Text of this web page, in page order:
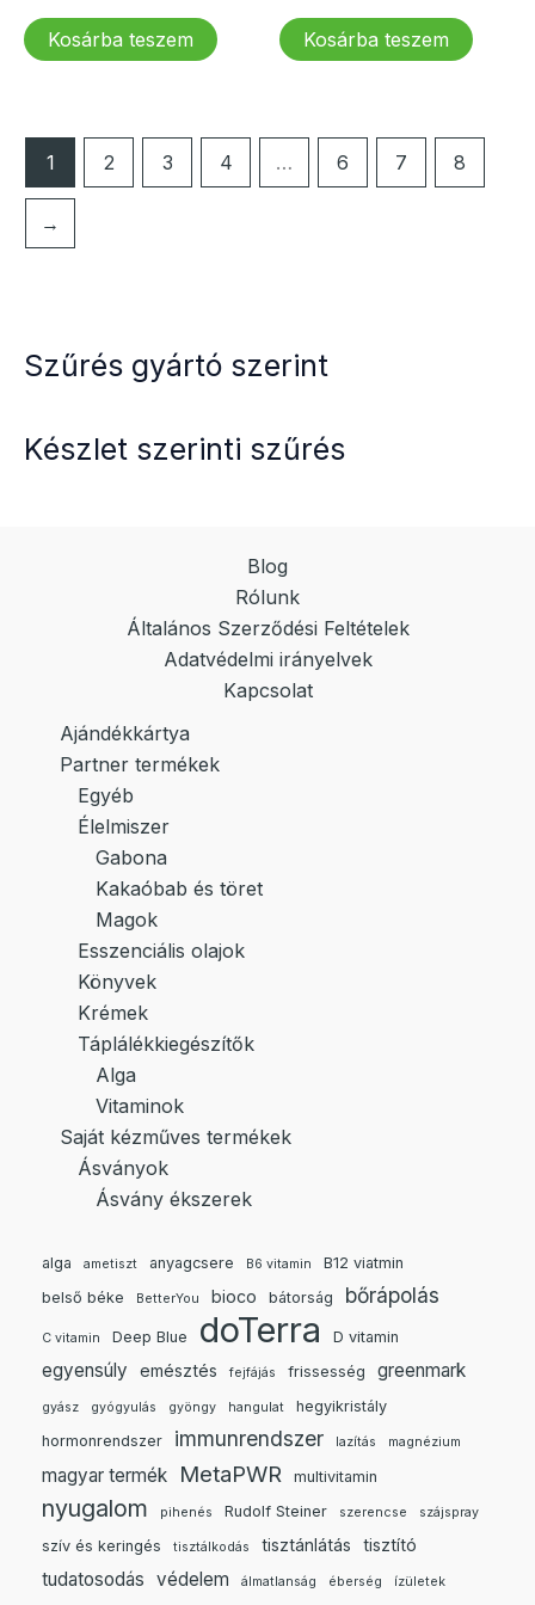
was:
9
8
Kosárba teszem
was:
26
21
Kosárba teszem
1 2 3 4 … 6 7 8
→
Szűrés gyártó szerint
Készlet szerinti szűrés
Blog
Rólunk
Általános Szerződési Feltételek
Adatvédelmi irányelvek
Kapcsolat
Ajándékkártya
Partner termékek
Egyéb
Élelmiszer
Gabona
Kakaóbab és töret
Magok
Esszenciális olajok
Könyvek
Krémek
Táplálékkiegészítők
Alga
Vitaminok
Saját kézműves termékek
Ásványok
Ásvány ékszerek
alga ametiszt anyagcsere B6 vitamin
B12 viatmin
belső béke
BetterYou bioco bátorság bőrápolás
C vitamin Deep Blue doTerra D vitamin
egyensúly emésztés fejfájás frissesség greenmark
gyász gyógyulás gyöngy hangulat
hegyikristály
hormonrendszer
immunrendszer lazítás magnézium
magyar termék MetaPWR multivitamin
nyugalom pihenés Rudolf Steiner szerencse szájspray
szív és keringés tisztálkodás tisztánlátás tisztító
tudatosodás védelem álmatlanság éberség ízületek